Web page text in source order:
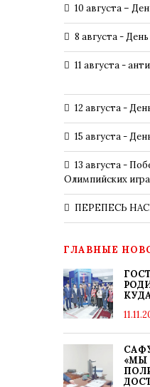
10 августа –
8 августа -
11 августа -
12 августа -
15 августа -
13 августа -
Олимпийских
ПЕРЕПЕСЬ
ГЛАВНЫЕ
«МЫ